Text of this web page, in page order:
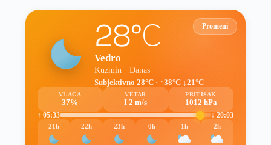
Promeni
28°C
Vedro
Kuzmin · Danas
Subjektivno 28°C · ↑38°C ↓21°C
VLAGA
37%
VETAR
I 2 m/s
PRITISAK
1012 hPa
↑ 05:33
↓ 20:03
21h
22h 23h 0h 1h 2h